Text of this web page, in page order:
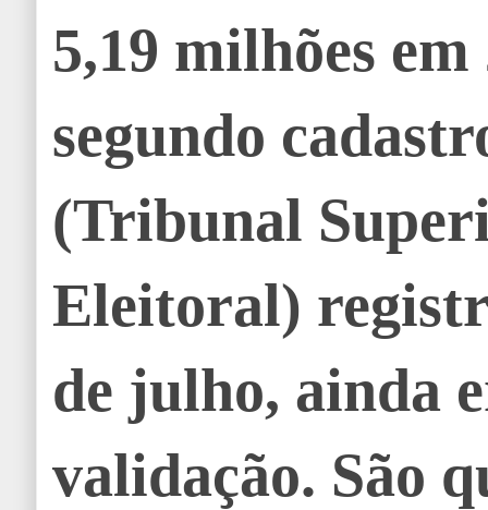
5,19 milhões em
segundo
(Tribunal
Eleitoral)
de julho, ainda
validação. São